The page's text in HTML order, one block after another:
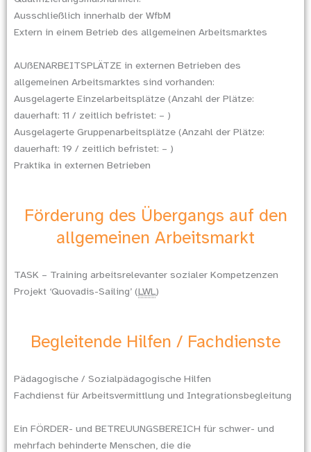
Ausschließlich innerhalb der WfbM
Extern in einem Betrieb des allgemeinen Arbeitsmarktes
AUßENARBEITSPLÄTZE in externen Betrieben des
allgemeinen Arbeitsmarktes sind vorhanden:
Ausgelagerte Einzelarbeitsplätze (Anzahl der Plätze:
dauerhaft: 11 / zeitlich befristet: – )
Ausgelagerte Gruppenarbeitsplätze (Anzahl der Plätze:
dauerhaft: 19 / zeitlich befristet: – )
Praktika in externen Betrieben
Förderung des Übergangs auf den
allgemeinen Arbeitsmarkt
TASK – Training arbeitsrelevanter sozialer Kompetzenzen
Projekt ‘Quovadis-Sailing’ (LWL)
Begleitende Hilfen / Fachdienste
Pädagogische / Sozialpädagogische Hilfen
Fachdienst für Arbeitsvermittlung und Integrationsbegleitung
Ein FÖRDER- und BETREUUNGSBEREICH für schwer- und
mehrfach behinderte Menschen, die die